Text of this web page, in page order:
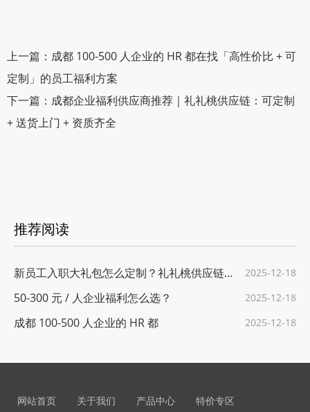
上一篇：成都 100-500 人企业的 HR 都在找「高性价比 + 可
定制」的员工福利方案
下一篇：成都企业福利供应商推荐｜礼礼桃供应链：可定制
+ 送货上门 + 资质齐全
推荐阅读
新员工入职大礼包怎么定制？礼礼桃供应链给 2025-12-18
50-300 元 / 人企业福利怎么选？ 2025-12-18
成都 100-500 人企业的 HR 都 2025-12-18
网站首页 关于我们 产品中心 特价专区